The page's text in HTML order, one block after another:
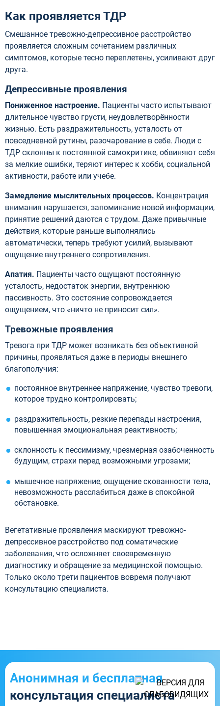
Как проявляется ТДР
Смешанное тревожно-депрессивное расстройство
проявляется сложным сочетанием различных
симптомов, которые тесно переплетены, усиливают друг
друга.
Депрессивные проявления
Пониженное настроение. Пациенты часто испытывают
длительное чувство грусти, неудовлетворённости
жизнью. Есть раздражительность, усталость от
повседневной рутины, разочарование в себе. Люди с
ТДР склонны к постоянной самокритике, обвиняют себя
за мелкие ошибки, теряют интерес к хобби, социальной
активности, работе или учебе.
Замедление мыслительных процессов. Концентрация
внимания нарушается, запоминание новой информации,
принятие решений даются с трудом. Даже привычные
действия, которые раньше выполнялись
автоматически, теперь требуют усилий, вызывают
ощущение внутреннего сопротивления.
Апатия. Пациенты часто ощущают постоянную
усталость, недостаток энергии, внутреннюю
пассивность. Это состояние сопровождается
ощущением, что «ничто не приносит сил».
Тревожные проявления
Тревога при ТДР может возникать без объективной
причины, проявляться даже в периоды внешнего
благополучия:
постоянное внутреннее напряжение, чувство тревоги,
которое трудно контролировать;
раздражительность, резкие перепады настроения,
повышенная эмоциональная реактивность;
склонность к пессимизму, чрезмерная озабоченность
будущим, страхи перед возможными угрозами;
мышечное напряжение, ощущение скованности тела,
невозможность расслабиться даже в спокойной
обстановке.
Вегетативные проявления маскируют тревожно-
депрессивное расстройство под соматические
заболевания, что осложняет своевременную
диагностику и обращение за медицинской помощью.
Только около трети пациентов вовремя получают
консультацию специалиста.
Анонимная и бесплатная
консультация специалиста